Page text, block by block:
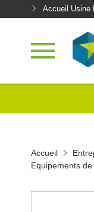
Accueil Usine
Accueil
Equipements